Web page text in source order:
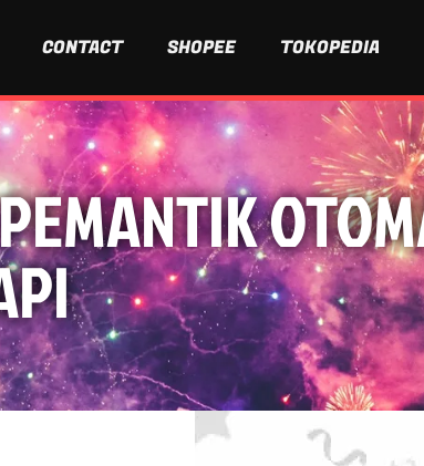
CONTACT SHOPEE TOKOPEDIA